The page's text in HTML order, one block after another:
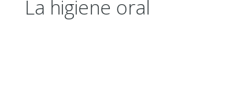
La higiene oral